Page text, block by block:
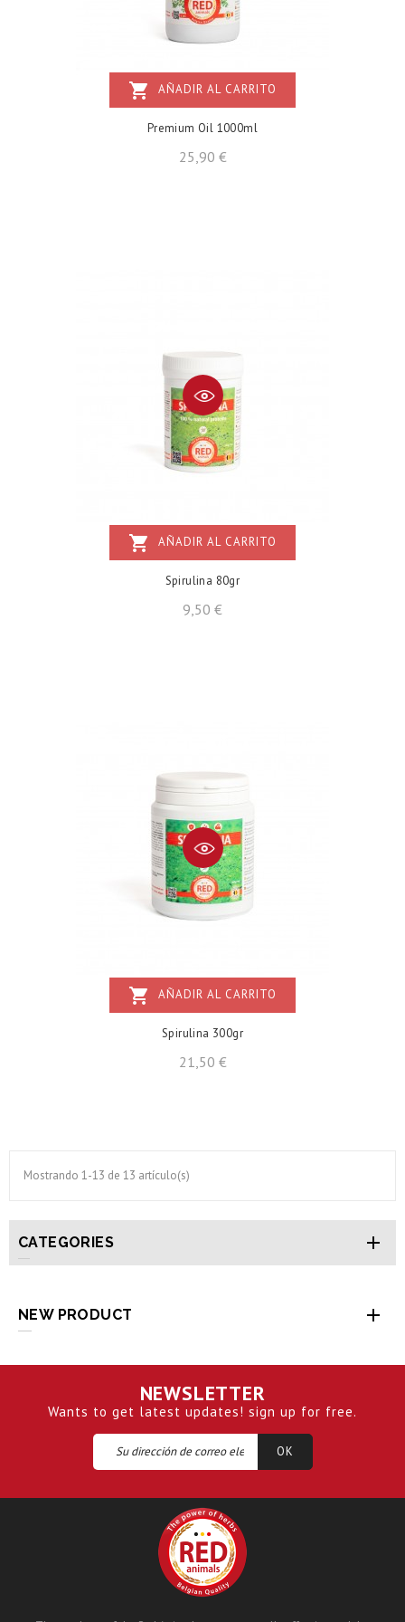
shopping_cart AÑADIR AL CARRITO
Premium Oil 1000ml
25,90 €Precio
shopping_cart AÑADIR AL CARRITO
Spirulina 80gr
9,50 €
shopping_cart AÑADIR AL CARRITO
Spirulina 300gr
21,50 €Precio
Mostrando 1-13 de 13 artículo(s)
CATEGORIES 
NEW PRODUCT 
NEWSLETTER
Wants to get latest updates! sign up for free.